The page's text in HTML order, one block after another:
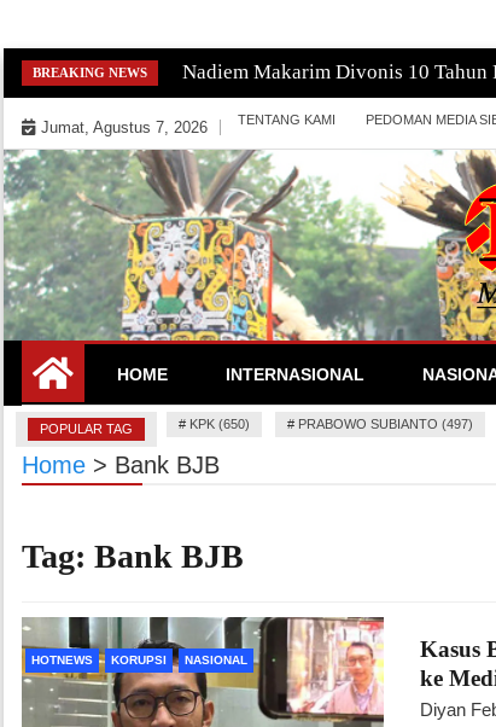
Skip
to
content
BREAKING NEWS Gempa Magnitudo 2,9 Guncang
Jumat, Agustus 7, 2026 TENTANG KAMI PEDOMAN MEDIA
EKSEKUTOR
Mengeksekusi Berita Untuk Kemerdekaan dan
HOME INTERNASIONAL
POPULAR TAG # KPK (650) # PRABOWO SUBIANTO (497)
Home > Bank BJB
Tag: Bank BJB
HOTNEWS KORUPSI NASIONAL
Kasus
ke
Diyan